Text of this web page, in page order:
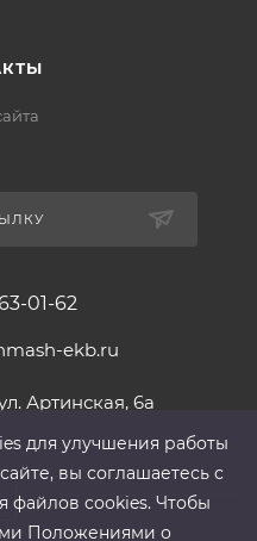
01-62
ekb.ru
Артинская, 6а
для улучшения работы
вы соглашаетесь с
файлов cооkies. Чтобы
Положениями о